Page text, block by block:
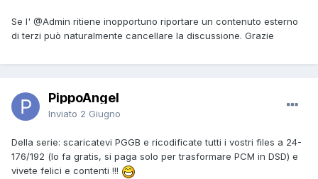
Se l' @Admin ritiene inopportuno riportare un contenuto esterno
di terzi può naturalmente cancellare la discussione. Grazie
PippoAngel
Inviato 2 Giugno
Della serie: scaricatevi PGGB e ricodificate tutti i vostri files a 24-
176/192 (lo fa gratis, si paga solo per trasformare PCM in DSD) e
vivete felici e contenti !!!